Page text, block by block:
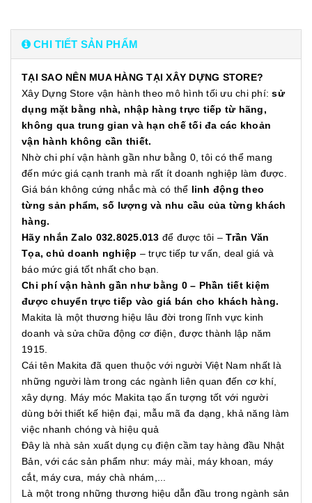
CHI TIẾT SẢN PHẨM
TẠI SAO NÊN MUA HÀNG TẠI XÂY DỰNG STORE?
Xây Dựng Store vận hành theo mô hình tối ưu chi phí:sử
dụng mặt bằng nhà, nhập hàng trực tiếp từ hãng,
không qua trung gian và hạn chế tối đa các khoản
vận hành không cần thiết.
Nhờ chi phí vận hành gần như bằng 0, tôi có thể mang
đến mức giá cạnh tranh mà rất ít doanh nghiệp làm được.
Giá bán không cứng nhắc mà có thể linh động theo
từng sản phẩm, số lượng và nhu cầu của từng khách
hàng.
Hãy nhắn Zalo 032.8025.013 để được tôi –Trần Văn
Tọa, chủ doanh nghiệp – trực tiếp tư vấn, deal giá và
báo mức giá tốt nhất cho bạn.
Chi phí vận hành gần như bằng 0 – Phần tiết kiệm
được chuyển trực tiếp vào giá bán cho khách hàng.
Makita là một thương hiệu lâu đời trong lĩnh vực kinh
doanh và sửa chữa động cơ điện, được thành lập năm
1915.
Cái tên Makita đã quen thuộc với người Việt Nam nhất là
những người làm trong các ngành liên quan đến cơ khí,
xây dựng. Máy móc Makita tạo ấn tượng tốt với người
dùng bởi thiết kế hiện đại, mẫu mã đa dạng, khả năng làm
việc nhanh chóng và hiệu quả
Đây là nhà sản xuất dụng cụ điện cầm tay hàng đầu Nhật
Bản, với các sản phẩm như: máy mài, máy khoan, máy
cắt, máy cưa, máy chà nhám,...
Là một trong những thương hiệu dẫn đầu trong ngành sản